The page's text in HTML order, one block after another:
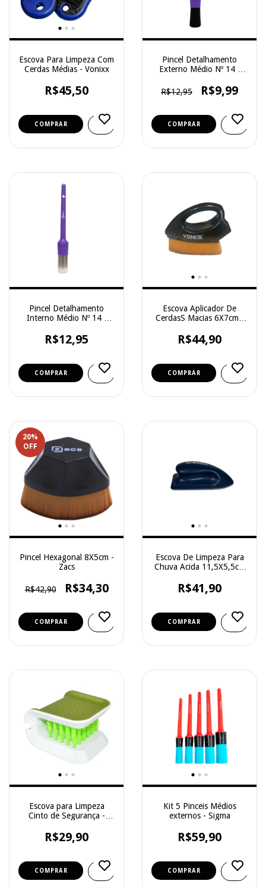
Escova Para Limpeza Com
Cerdas Médias - Vonixx
R$45,50
Pincel Detalhamento
Externo Médio Nº 14 -
R$12,95
R$9,99
Pincel Detalhamento
Interno Médio Nº 14 -
R$12,95
Escova Aplicador De
CerdasS Macias 6X7cm -
R$44,90
20%
OFF
Pincel Hexagonal 8X5cm -
Zacs
R$42,90 R$34,30
Escova De Limpeza Para
Chuva Acida 11,5X5,5cm
R$41,90
Escova para Limpeza
Cinto de Segurança -
R$29,90
Kit 5 Pinceis Médios
externos - Sigma
R$59,90